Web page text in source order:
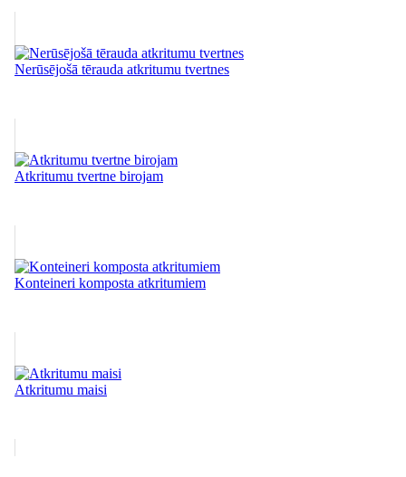
Nerūsējošā tērauda atkritumu tvertnes
Atkritumu tvertne birojam
Konteineri komposta atkritumiem
Atkritumu maisi